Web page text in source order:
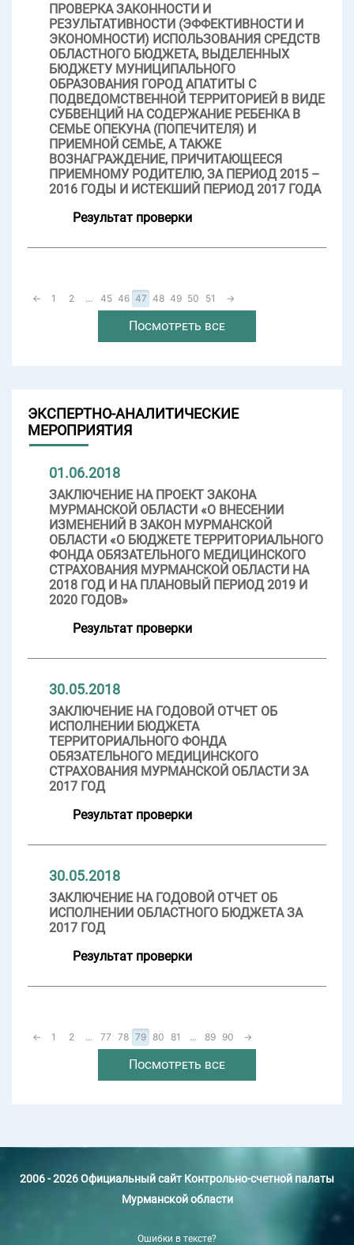
ПРОВЕРКА ЗАКОННОСТИ И
РЕЗУЛЬТАТИВНОСТИ (ЭФФЕКТИВНОСТИ И
ЭКОНОМНОСТИ) ИСПОЛЬЗОВАНИЯ СРЕДСТВ
ОБЛАСТНОГО БЮДЖЕТА, ВЫДЕЛЕННЫХ
БЮДЖЕТУ МУНИЦИПАЛЬНОГО
ОБРАЗОВАНИЯ ГОРОД АПАТИТЫ С
ПОДВЕДОМСТВЕННОЙ ТЕРРИТОРИЕЙ В ВИДЕ
СУБВЕНЦИЙ НА СОДЕРЖАНИЕ РЕБЕНКА В
СЕМЬЕ ОПЕКУНА (ПОПЕЧИТЕЛЯ) И
ПРИЕМНОЙ СЕМЬЕ, А ТАКЖЕ
ВОЗНАГРАЖДЕНИЕ, ПРИЧИТАЮЩЕЕСЯ
ПРИЕМНОМУ РОДИТЕЛЮ, ЗА ПЕРИОД 2015 –
2016 ГОДЫ И ИСТЕКШИЙ ПЕРИОД 2017 ГОДА
Результат проверки
← 1 2 ... 45 46 47 48 49 50 51 →
Посмотреть все
ЭКСПЕРТНО-АНАЛИТИЧЕСКИЕ
МЕРОПРИЯТИЯ
01.06.2018
ЗАКЛЮЧЕНИЕ НА ПРОЕКТ ЗАКОНА
МУРМАНСКОЙ ОБЛАСТИ «О ВНЕСЕНИИ
ИЗМЕНЕНИЙ В ЗАКОН МУРМАНСКОЙ
ОБЛАСТИ «О БЮДЖЕТЕ ТЕРРИТОРИАЛЬНОГО
ФОНДА ОБЯЗАТЕЛЬНОГО МЕДИЦИНСКОГО
СТРАХОВАНИЯ МУРМАНСКОЙ ОБЛАСТИ НА
2018 ГОД И НА ПЛАНОВЫЙ ПЕРИОД 2019 И
2020 ГОДОВ»
Результат проверки
30.05.2018
ЗАКЛЮЧЕНИЕ НА ГОДОВОЙ ОТЧЕТ ОБ
ИСПОЛНЕНИИ БЮДЖЕТА
ТЕРРИТОРИАЛЬНОГО ФОНДА
ОБЯЗАТЕЛЬНОГО МЕДИЦИНСКОГО
СТРАХОВАНИЯ МУРМАНСКОЙ ОБЛАСТИ ЗА
2017 ГОД
Результат проверки
30.05.2018
ЗАКЛЮЧЕНИЕ НА ГОДОВОЙ ОТЧЕТ ОБ
ИСПОЛНЕНИИ ОБЛАСТНОГО БЮДЖЕТА ЗА
2017 ГОД
Результат проверки
← 1 2 ... 77 78 79 80 81 ... 89 90 →
Посмотреть все
2006 - 2026 Официальный сайт Контрольно-счетной палаты
Мурманской области
Ошибки в тексте?